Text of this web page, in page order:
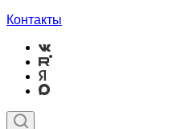
Контакты